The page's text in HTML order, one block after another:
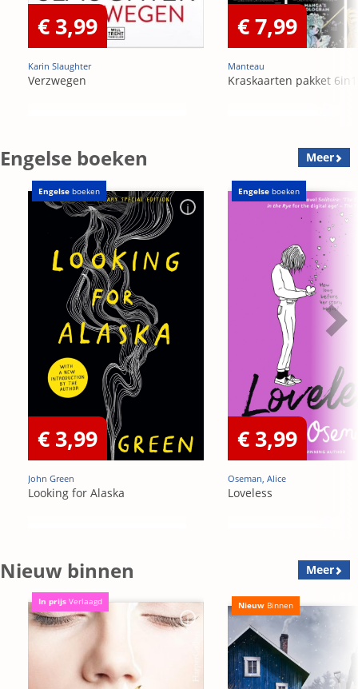
€ 3,99
Karin Slaughter
Verzwegen
€ 7,99
Manteau
Kraskaarten pakket 6in1
Engelse boeken Meer
Engelse boeken
€ 3,99
John Green
Looking for Alaska
Engelse boeken
€ 3,99
Oseman, Alice
Loveless
Nieuw binnen Meer
In prijs Verlaagd Nieuw Binnen